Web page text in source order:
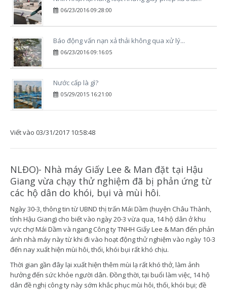
06/23/2016 09:28:00
Báo động vấn nạn xả thải không qua xử lý...
06/23/2016 09:16:05
Nước cấp là gì?
05/29/2015 16:21:00
Viết vào 03/31/2017 10:58:48
NLĐO)- Nhà máy Giấy Lee & Man đặt tại Hậu
Giang vừa chạy thử nghiệm đã bị phản ứng từ
các hộ dân do khói, bụi và mùi hôi.
Ngày 30-3, thông tin từ UBND thị trấn Mái Dầm (huyện Châu Thành,
tỉnh Hậu Giang) cho biết vào ngày 20-3 vừa qua, 14 hộ dân ở khu
vực chợ Mái Dầm và ngang Công ty TNHH Giấy Lee & Man đến phản
ánh nhà máy này từ khi đi vào hoạt động thử nghiệm vào ngày 10-3
đến nay xuất hiện mùi hôi, thối, khói bụi rất khó chịu.
Thời gian gần đây lại xuất hiện thêm mùi lạ rất khó thở, làm ảnh
hưởng đến sức khỏe người dân. Đồng thời, tại buổi làm việc, 14 hộ
dân đề nghị công ty này sớm khắc phục mùi hôi, thối, khói bụi; đề